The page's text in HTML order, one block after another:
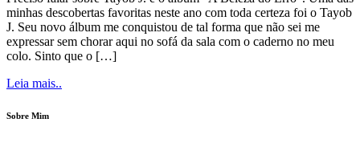
minhas descobertas favoritas neste ano com toda certeza foi o Tayob
J. Seu novo álbum me conquistou de tal forma que não sei me
expressar sem chorar aqui no sofá da sala com o caderno no meu
colo. Sinto que o […]
Leia mais..
Sobre Mim